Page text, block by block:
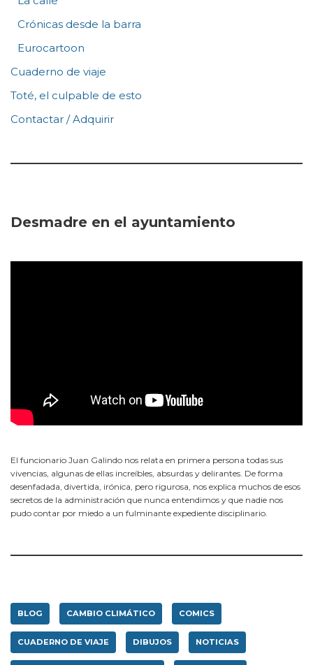
Crónicas desde la barra
Eurocartoon
Cuaderno de viaje
Toté, el culpable de esto
Contactar / Adquirir
Desmadre en el ayuntamiento
El funcionario Juan Galindo nos relata en primera persona todas sus
vivencias, algunas de ellas increíbles, absurdas y delirantes. De forma
desenfadada, divertida, irónica, pero rigurosa, nos explica muchos de esos
secretos de la administración que nunca entendimos y que nadie nos
pudo contar por miedo a un fulminante expediente disciplinario.
BLOG CAMBIO CLIMÁTICO COMICS
CUADERNO DE VIAJE DIBUJOS NOTICIAS